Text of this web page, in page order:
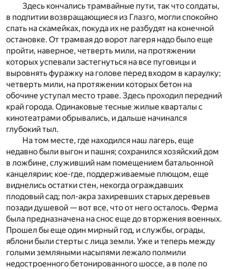
Здесь кончались трамвайные пути, так что солдаты,
в подпитии возвращающиеся из Глазго, могли спокойно
спать на скамейках, покуда их не разбудят на конечной
остановке. От трамвая до ворот лагеря надо было еще
пройти, наверное, четверть мили, на протяжении
которых успевали застегнуться на все пуговицы и
выровнять фуражку на голове перед входом в караулку;
четверть мили, на протяжении которых бетон на
обочине уступал место траве. Здесь проходил передний
край города. Одинаковые тесные жилые кварталы с
кинотеатрами обрывались, и дальше начинался
глубокий тыл.
На том месте, где находился наш лагерь, еще
недавно были выгон и пашня; сохранился хозяйский дом
в ложбине, служивший нам помещением батальонной
канцелярии; кое-где, поддерживаемые плющом, еще
виднелись остатки стен, некогда ограждавших
плодовый сад; пол-акра захиревших старых деревьев
позади душевой — вот все, что от него осталось. Ферма
была предназначена на снос еще до вторжения военных.
Прошел бы еще один мирный год, и службы, ограды,
яблони были стерты с лица земли. Уже и теперь между
голыми земляными насыпями лежало полмили
недостроенного бетонированного шоссе, а в поле по